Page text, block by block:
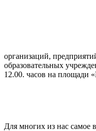
организаций,
образовательных
12.00. часов на площади
Для многих из нас самое